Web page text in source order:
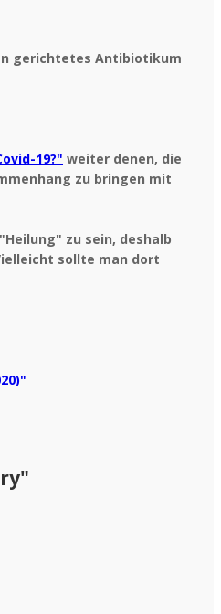
gerichtetes Antibiotikum
19?" weiter denen, die
zu bringen mit
zu sein, deshalb
sollte man dort